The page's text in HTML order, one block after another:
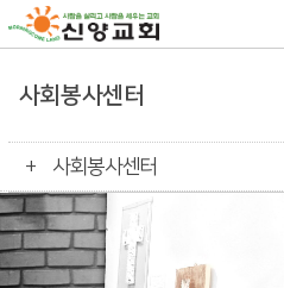
사회봉사센터
사회봉사센터